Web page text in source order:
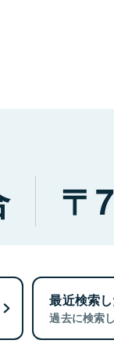
最近検索
過去に検索